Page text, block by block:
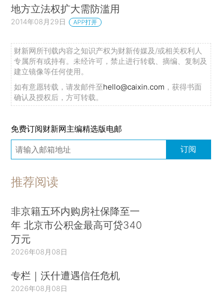
地方立法权扩大需防滥用
2014年08月29日 APP打开
财新网所刊载内容之知识产权为财新传媒及/或相关权利人
专属所有或持有。未经许可，禁止进行转载、摘编、复制及
建立镜像等任何使用。
如有意愿转载，请发邮件至hello@caixin.com ，获得书面
确认及授权后，方可转载。
免费订阅财新网主编精选版电邮
订阅
推荐阅读
非京籍五环内购房社保降至一
年 北京市公积金最高可贷340
万元
2026年08月08日
专栏｜沃什遭遇信任危机
2026年08月08日